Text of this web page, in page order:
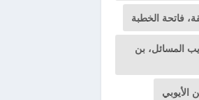
فاتحة الخطبة
المسائل، بن
الأيوبي